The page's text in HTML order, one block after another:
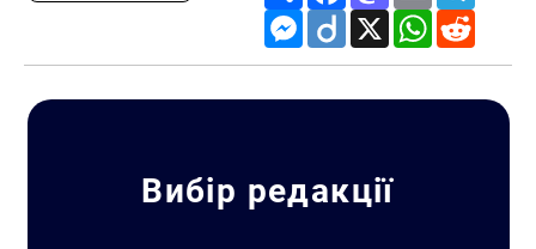
Messenger
Diigo X WhatsApp
Вибір редакції